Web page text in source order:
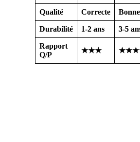
Qualité Correcte Bonne
Durabilité 1-2 ans 3-5
Rapport
Q/P
★★★